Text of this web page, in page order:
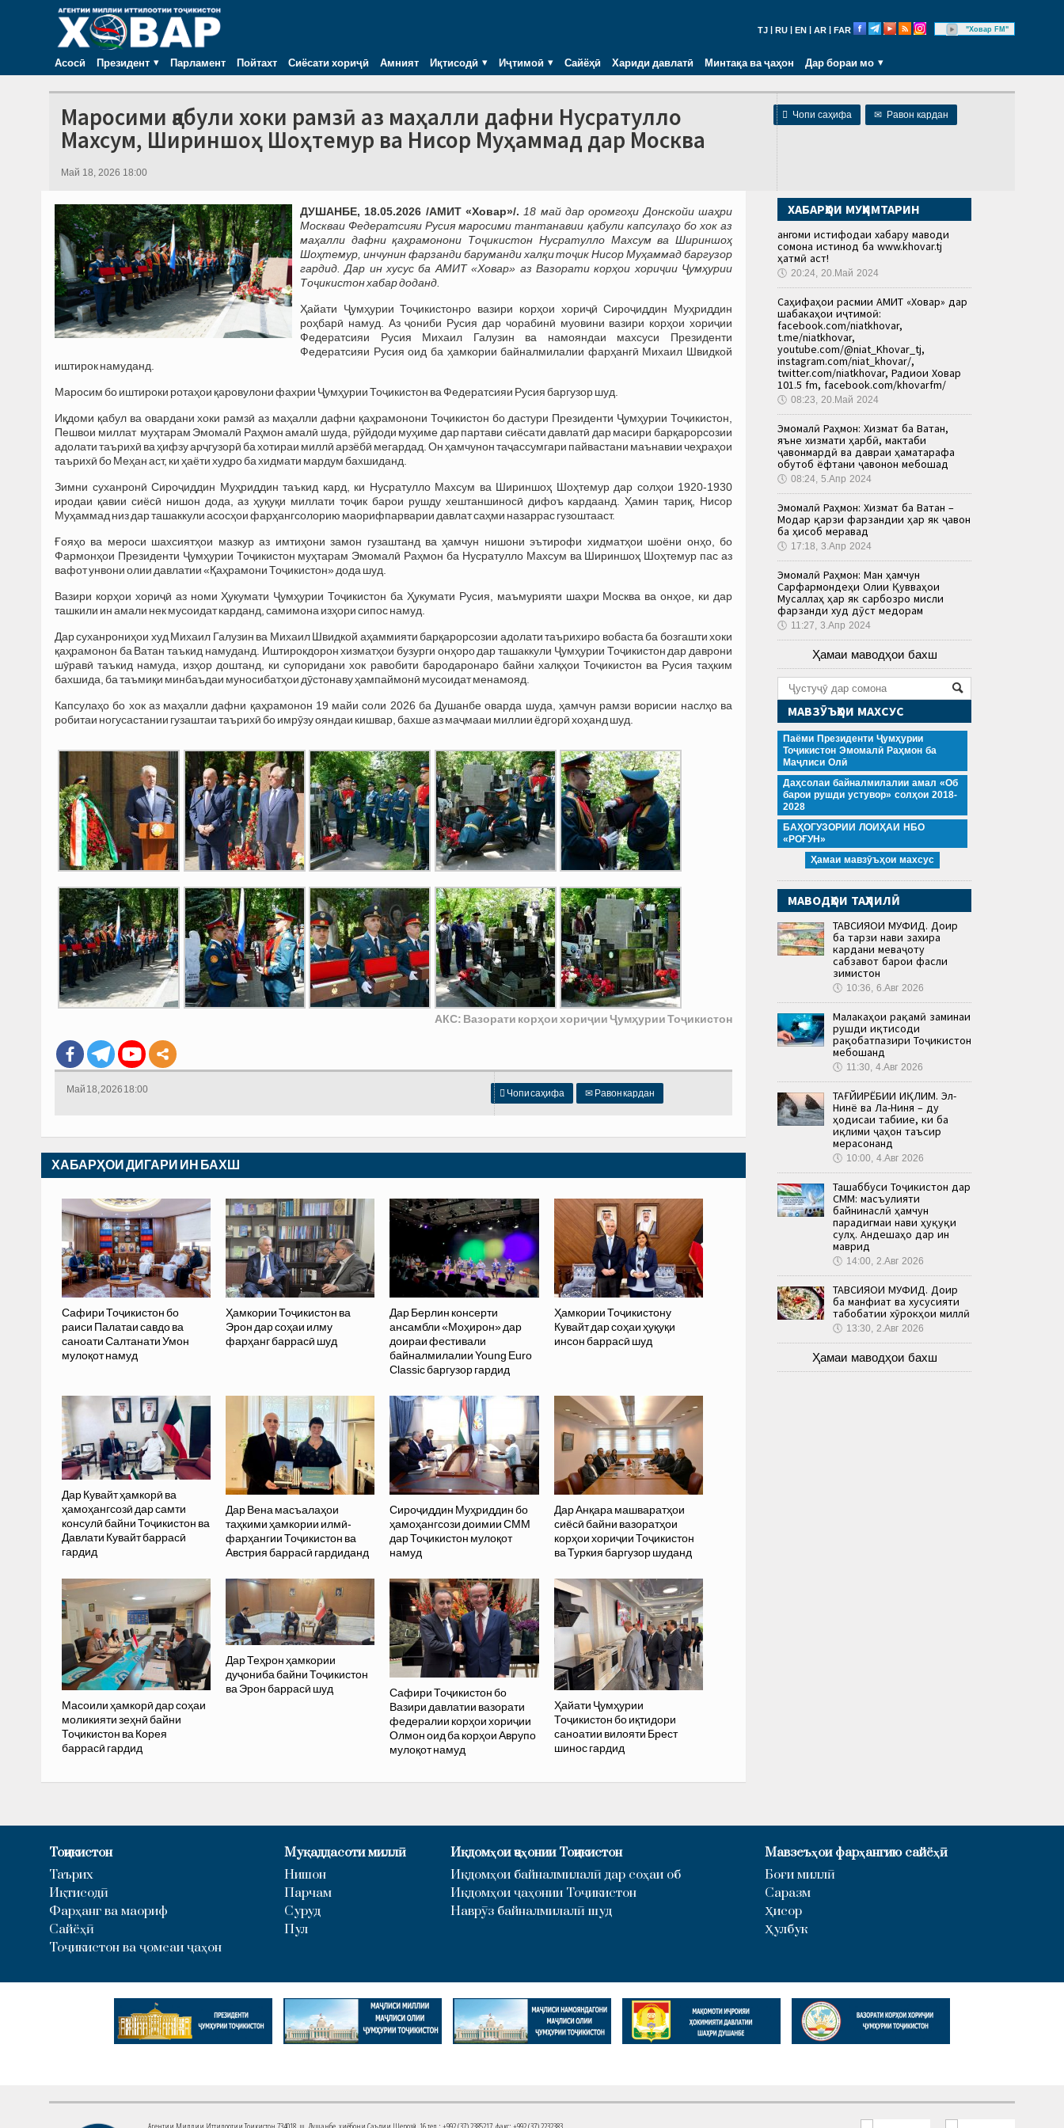
TJ RU EN AR FAR "Ховар FM"
Асосӣ Президент Парламент Пойтахт Сиёсати хориҷӣ Амният Иқтисодӣ Иҷтимоӣ Сайёҳӣ Хариди давлатӣ Минтақа ва ҷаҳон Дар бораи мо
 Чопи саҳифа ✉ Равон кардан
Маросими қабули хоки рамзӣ аз маҳалли дафни Нусратулло
Махсум, Шириншоҳ Шоҳтемур ва Нисор Муҳаммад дар Москва
Май 18, 2026 18:00
ДУШАНБЕ, 18.05.2026 /АМИТ «Ховар»/. 18 май дар оромгоҳи Донскойи шаҳри
Москваи Федератсияи Русия маросими тантанавии қабули капсулаҳо бо хок аз
маҳалли дафни қаҳрамонони Тоҷикистон Нусратулло Махсум ва Шириншоҳ
Шоҳтемур, инчунин фарзанди баруманди халқи тоҷик Нисор Муҳаммад баргузор
гардид. Дар ин хусус ба АМИТ «Ховар» аз Вазорати корҳои хориҷии Ҷумҳурии
Тоҷикистон хабар доданд.
Ҳайати Ҷумҳурии Тоҷикистонро вазири корҳои хориҷӣ Сироҷиддин Муҳриддин
роҳбарӣ намуд. Аз ҷониби Русия дар чорабинӣ муовини вазири корҳои хориҷии
Федератсияи Русия Михаил Галузин ва намояндаи махсуси Президенти
Федератсияи Русия оид ба ҳамкории байналмилалии фарҳангӣ Михаил Швидкой
иштирок намуданд.
Маросим бо иштироки ротаҳои қаровулони фахрии Ҷумҳурии Тоҷикистон ва Федератсияи Русия баргузор шуд.
Иқдоми қабул ва овардани хоки рамзӣ аз маҳалли дафни қаҳрамонони Тоҷикистон бо дастури Президенти Ҷумҳурии Тоҷикистон,
Пешвои миллат муҳтарам Эмомалӣ Раҳмон амалӣ шуда, рӯйдоди муҳиме дар партави сиёсати давлатӣ дар масири барқарорсозии
адолати таърихӣ ва ҳифзу арҷгузорӣ ба хотираи миллӣ арзёбӣ мегардад. Он ҳамчунон таҷассумгари пайвастани маънавии чеҳраҳои
таърихӣ бо Меҳан аст, ки ҳаёти худро ба хидмати мардум бахшиданд.
Зимни суханронӣ Сироҷиддин Муҳриддин таъкид кард, ки Нусратулло Махсум ва Шириншоҳ Шоҳтемур дар солҳои 1920-1930
иродаи қавии сиёсӣ нишон дода, аз ҳуқуқи миллати тоҷик барои рушду хештаншиносӣ дифоъ кардаанд. Ҳамин тариқ, Нисор
Муҳаммад низ дар ташаккули асосҳои фарҳангсолорию маорифпарварии давлат саҳми назаррас гузоштааст.
Ғояҳо ва мероси шахсиятҳои мазкур аз имтиҳони замон гузаштанд ва ҳамчун нишони эътирофи хидматҳои шоёни онҳо, бо
Фармонҳои Президенти Ҷумҳурии Тоҷикистон муҳтарам Эмомалӣ Раҳмон ба Нусратулло Махсум ва Шириншоҳ Шоҳтемур пас аз
вафот унвони олии давлатии «Қаҳрамони Тоҷикистон» дода шуд.
Вазири корҳои хориҷӣ аз номи Ҳукумати Ҷумҳурии Тоҷикистон ба Ҳукумати Русия, маъмурияти шаҳри Москва ва онҳое, ки дар
ташкили ин амали нек мусоидат карданд, самимона изҳори сипос намуд.
Дар суханрониҳои худ Михаил Галузин ва Михаил Швидкой аҳаммияти барқарорсозии адолати таърихиро вобаста ба бозгашти хоки
қаҳрамонон ба Ватан таъкид намуданд. Иштирокдорон хизматҳои бузурги онҳоро дар ташаккули Ҷумҳурии Тоҷикистон дар даврони
шӯравӣ таъкид намуда, изҳор доштанд, ки супоридани хок равобити бародаронаро байни халқҳои Тоҷикистон ва Русия таҳким
бахшида, ба таъмиқи минбаъдаи муносибатҳои дӯстонаву ҳампаймонӣ мусоидат менамояд.
Капсулаҳо бо хок аз маҳалли дафни қаҳрамонон 19 майи соли 2026 ба Душанбе оварда шуда, ҳамчун рамзи ворисии наслҳо ва
робитаи ногусастании гузаштаи таърихӣ бо имрӯзу ояндаи кишвар, бахше аз маҷмааи миллии ёдгорӣ хоҳанд шуд.
АКС: Вазорати корҳои хориҷии Ҷумҳурии Тоҷикистон
 Чопи саҳифа ✉ Равон кардан
Май 18, 2026 18:00
ХАБАРҲОИ ДИГАРИ ИН БАХШ
Сафири Тоҷикистон бо
раиси Палатаи савдо ва
саноати Салтанати Умон
мулоқот намуд
Ҳамкории Тоҷикистон ва
Эрон дар соҳаи илму
фарҳанг баррасӣ шуд
Дар Берлин консерти
ансамбли «Моҳирон» дар
доираи фестивали
байналмилалии Young Euro
Classic баргузор гардид
Ҳамкории Тоҷикистону
Кувайт дар соҳаи ҳуқуқи
инсон баррасӣ шуд
Дар Кувайт ҳамкорӣ ва
ҳамоҳангсозӣ дар самти
консулӣ байни Тоҷикистон ва
Давлати Кувайт баррасӣ
гардид
Дар Вена масъалаҳои
таҳкими ҳамкории илмӣ-
фарҳангии Тоҷикистон ва
Австрия баррасӣ гардиданд
Сироҷиддин Муҳриддин бо
ҳамоҳангсози доимии СММ
дар Тоҷикистон мулоқот
намуд
Дар Анқара машваратҳои
сиёсӣ байни вазоратҳои
корҳои хориҷии Тоҷикистон
ва Туркия баргузор шуданд
Масоили ҳамкорӣ дар соҳаи
моликияти зеҳнӣ байни
Тоҷикистон ва Корея
баррасӣ гардид
Дар Теҳрон ҳамкории
дуҷониба байни Тоҷикистон
ва Эрон баррасӣ шуд
Сафири Тоҷикистон бо
Вазири давлатии вазорати
федералии корҳои хориҷии
Олмон оид ба корҳои Аврупо
мулоқот намуд
Ҳайати Ҷумҳурии
Тоҷикистон бо иқтидори
саноатии вилояти Брест
шинос гардид
ХАБАРҲОИ МУҲИМТАРИН
Ҳангоми истифодаи хабару маводи
сомона истинод ба www.khovar.tj
ҳатмӣ аст!
🕔 20:24, 20.Май 2024
Саҳифаҳои расмии АМИТ «Ховар» дар
шабакаҳои иҷтимоӣ:
facebook.com/niatkhovar,
t.me/niatkhovar,
youtube.com/@niat_Khovar_tj,
instagram.com/niat_khovar/,
twitter.com/niatkhovar, Радиои Ховар
101.5 fm, facebook.com/khovarfm/
🕔 08:23, 20.Май 2024
Эмомалӣ Раҳмон: Хизмат ба Ватан,
яъне хизмати ҳарбӣ, мактаби
ҷавонмардӣ ва давраи ҳаматарафа
обутоб ёфтани ҷавонон мебошад
🕔 08:24, 5.Апр 2024
Эмомалӣ Раҳмон: Хизмат ба Ватан –
Модар қарзи фарзандии ҳар як ҷавон
ба ҳисоб меравад
🕔 17:18, 3.Апр 2024
Эмомалӣ Раҳмон: Ман ҳамчун
Сарфармондеҳи Олии Қувваҳои
Мусаллаҳ ҳар як сарбозро мисли
фарзанди худ дӯст медорам
🕔 11:27, 3.Апр 2024
Ҳамаи маводҳои бахш
МАВЗӮЪҲОИ МАХСУС
Паёми Президенти Ҷумҳурии
Тоҷикистон Эмомалӣ Раҳмон ба
Маҷлиси Олӣ
Даҳсолаи байналмилалии амал «Об
барои рушди устувор» солҳои 2018-
2028
БАҲОГУЗОРИИ ЛОИҲАИ НБО
«РОҒУН»
Ҳамаи мавзӯъҳои махсус
МАВОДҲОИ ТАҲЛИЛӢ
ТАВСИЯҲОИ МУФИД. Доир
ба тарзи нави захира
кардани меваҷоту
сабзавот барои фасли
зимистон
🕔 10:36, 6.Авг 2026
Малакаҳои рақамӣ заминаи
рушди иқтисоди
рақобатпазири Тоҷикистон
мебошанд
🕔 11:30, 4.Авг 2026
ТАҒЙИРЁБИИ ИҚЛИМ. Эл-
Нинё ва Ла-Ниня – ду
ҳодисаи табиие, ки ба
иқлими ҷаҳон таъсир
мерасонанд
🕔 10:00, 4.Авг 2026
Ташаббуси Тоҷикистон дар
СММ: масъулияти
байнинаслӣ ҳамчун
парадигмаи нави ҳуқуқи
сулҳ. Андешаҳо дар ин
маврид
🕔 14:00, 2.Авг 2026
ТАВСИЯҲОИ МУФИД. Доир
ба манфиат ва хусусияти
табобатии хӯрокҳои миллӣ
🕔 13:30, 2.Авг 2026
Ҳамаи маводҳои бахш
Тоҷикистон
Таърих
Иқтисодӣ
Фарҳанг ва маориф
Сайёҳӣ
Тоҷикистон ва ҷомеаи ҷаҳон
Муқаддасоти миллӣ
Нишон
Парчам
Суруд
Пул
Иқдомҳои ҷаҳонии Тоҷикистон
Иқдомҳои байналмилалӣ дар соҳаи об
Иқдомҳои ҷаҳонии Тоҷикистон
Наврӯз байналмилалӣ шуд
Мавзеъҳои фарҳангию сайёҳӣ
Боғи миллӣ
Саразм
Ҳисор
Ҳулбук